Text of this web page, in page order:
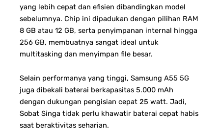
yang lebih cepat dan efisien dibandingkan model
sebelumnya. Chip ini dipadukan dengan pilihan RAM
8 GB atau 12 GB, serta penyimpanan internal hingga
256 GB, membuatnya sangat ideal untuk
multitasking dan menyimpan file besar.
Selain performanya yang tinggi, Samsung A55 5G
juga dibekali baterai berkapasitas 5.000 mAh
dengan dukungan pengisian cepat 25 watt. Jadi,
Sobat Singa tidak perlu khawatir baterai cepat habis
saat beraktivitas seharian.